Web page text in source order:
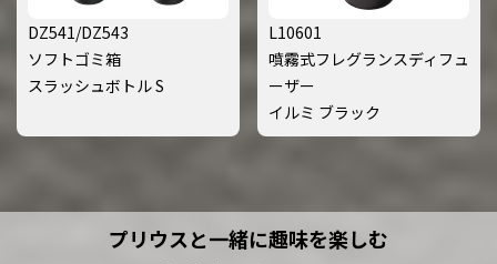
DZ541/DZ543
ソフトゴミ箱
スラッシュボトル S
L10601
噴霧式フレグランスディフュ
ーザー
イルミ ブラック
プリウスと一緒に趣味を楽しむ